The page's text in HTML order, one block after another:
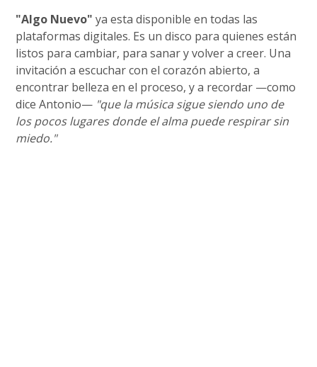
"Algo Nuevo" ya esta disponible en todas las
plataformas digitales. Es un disco para quienes están
listos para cambiar, para sanar y volver a creer. Una
invitación a escuchar con el corazón abierto, a
encontrar belleza en el proceso, y a recordar —como
dice Antonio— "que la música sigue siendo uno de
los pocos lugares donde el alma puede respirar sin
miedo."